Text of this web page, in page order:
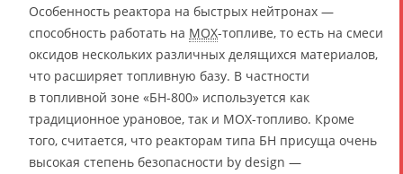
Особенность реактора на быстрых нейтронах —
способность работать на MOX-топливе, то есть на смеси
оксидов нескольких различных делящихся материалов,
что расширяет топливную базу. В частности
в топливной зоне «БН-800» используется как
традиционное урановое, так и MOX-топливо. Кроме
того, считается, что реакторам типа БН присуща очень
высокая степень безопасности by design —